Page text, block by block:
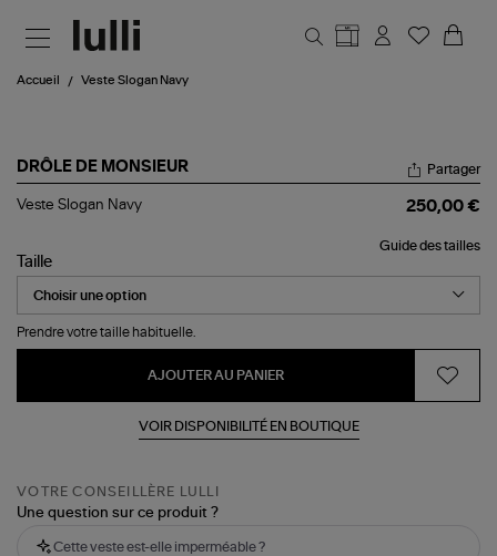
Accueil Veste Slogan Navy
DRÔLE DE MONSIEUR
Veste
Partager
Veste Slogan Navy 250,00 €
Guide des tailles
Taille
Prendre votre taille habituelle.
AJOUTER AU PANIER
VOIR DISPONIBILITÉ EN BOUTIQUE
VOTRE CONSEILLÈRE LULLI
Une question sur ce produit ?
Cette veste est-elle imperméable ?